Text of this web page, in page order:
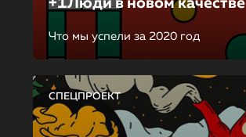
+1Люди в новом качестве
Что мы успели за 2020 год
СПЕЦПРОЕКТ